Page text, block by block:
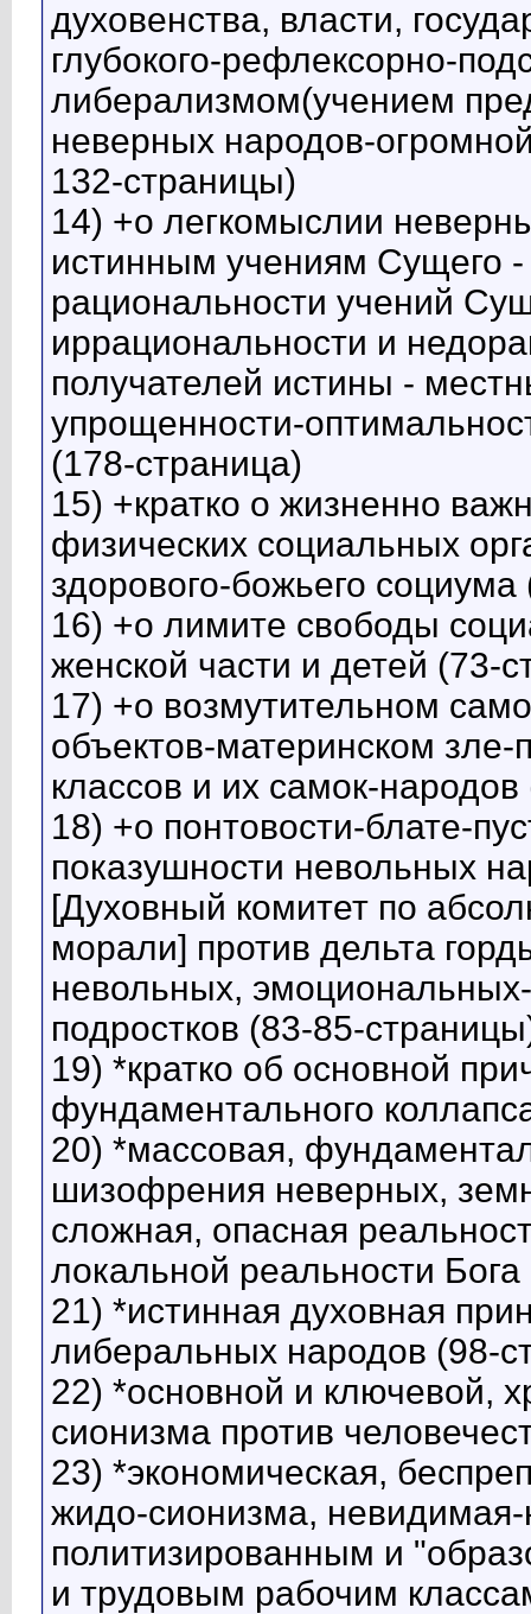
духовенства, власти,
глубокого-рефлексорно-
либерализмом(учением
неверных народов-
132-страницы)
14) +о легкомыслии
истинным учениям Сущего -
рациональности учений
иррациональности и
получателей истины -
упрощенности-
(178-страница)
15) +кратко о жизненно
физических социальных
здорового-божьего
16) +о лимите свободы
женской части и детей (73-
17) +о возмутительном
объектов-материнском зле-
классов и их самок-
18) +о понтовости-блате-
показушности невольных
[Духовный комитет по
морали] против дельта
невольных,
подростков (83-85-
19) *кратко об основной
фундаментального
20) *массовая,
шизофрения неверных,
сложная, опасная
локальной реальности
21) *истинная духовная
либеральных народов (98-
22) *основной и ключевой,
сионизма против
23) *экономическая,
жидо-сионизма, невидимая-
политизированным и
и трудовым рабочим